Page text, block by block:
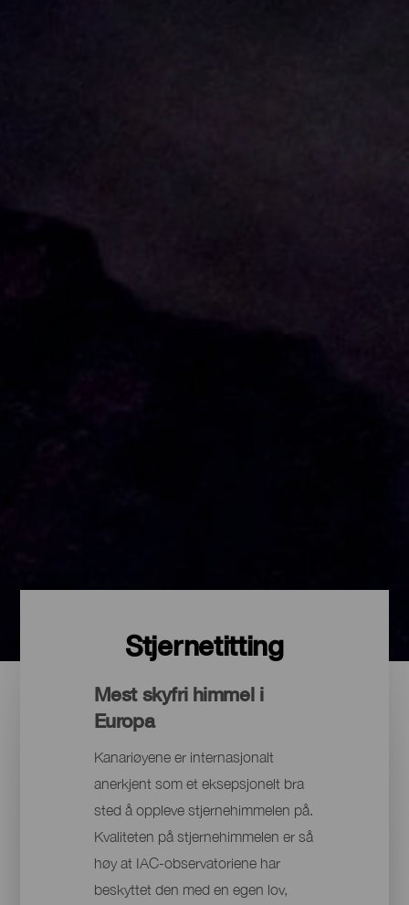
Stjernetitting
Mest skyfri himmel i
Europa
Kanariøyene er internasjonalt
anerkjent som et eksepsjonelt bra
sted å oppleve stjernehimmelen på.
Kvaliteten på stjernehimmelen er så
høy at IAC-observatoriene har
beskyttet den med en egen lov,